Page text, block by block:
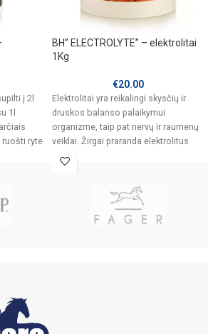
į 2l
1l
ruošti ryte
užpilti
2
BH” ELECTROLYTE” – elektrolitai
1Kg
€20.00
Elektrolitai yra reikalingi skysčių ir
druskos balanso palaikymui
organizme, taip pat nervų ir raumenų
veiklai. Žirgai praranda elektrolitus
sunkių treniruočių,